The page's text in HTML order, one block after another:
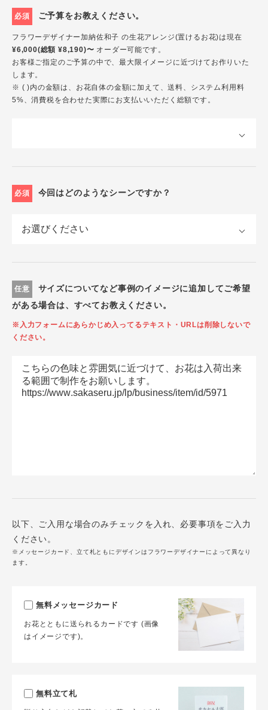
必須 ご予算をお教えください。
フラワーデザイナー加納佐和子 の生花アレンジ(置けるお花)は現在
¥6,000(総額 ¥8,190)〜 オーダー可能です。
お客様ご指定のご予算の中で、最大限イメージに近づけてお作りいた
します。
※ ( )内の金額は、お花自体の金額に加えて、送料、システム利用料
5%、消費税を合わせた実際にお支払いいただく総額です。
必須 今回はどのようなシーンですか？
任意
サイズについてなど事例のイメージに追加してご希望
がある場合は、すべてお教えください。
※入力フォームにあらかじめ入ってるテキスト・URLは削除しないで
ください。
以下、ご入用な場合のみチェックを入れ、必要事項をご入力
ください。
※メッセージカード、立て札ともにデザインはフラワーデザイナーによって異なり
ます。
無料メッセージカード
お花とともに送られるカードです (画像
はイメージです)。
無料立て札